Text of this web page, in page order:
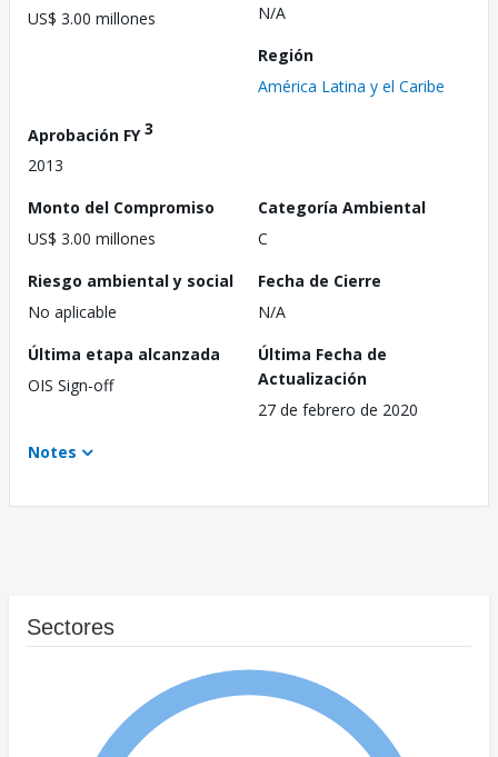
US$ 3.00 millones
N/A
Región
América Latina y el Caribe
Aprobación FY3
2013
Monto del Compromiso
US$ 3.00 millones
Categoría Ambiental
C
Riesgo ambiental y social
No aplicable
Fecha de Cierre
N/A
Última etapa alcanzada
OIS Sign-off
Última Fecha de
Actualización
27 de febrero de 2020
Notes
Sectores